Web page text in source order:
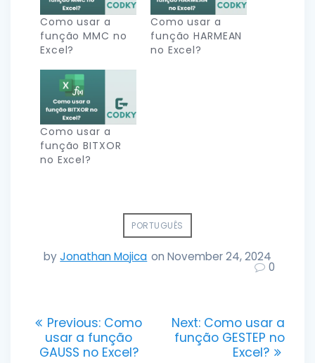
Como usar a
função MMC no
Excel?
Como usar a
função HARMEAN
no Excel?
Como usar a
função BITXOR
no Excel?
PORTUGUÊS
byJonathan Mojica on November 24, 2024
0
Post
navigation
Previous: Previous
post:
Como
usar a função
GAUSS no Excel?
Next: Next
post:
Como usar a
função GESTEP no
Excel?